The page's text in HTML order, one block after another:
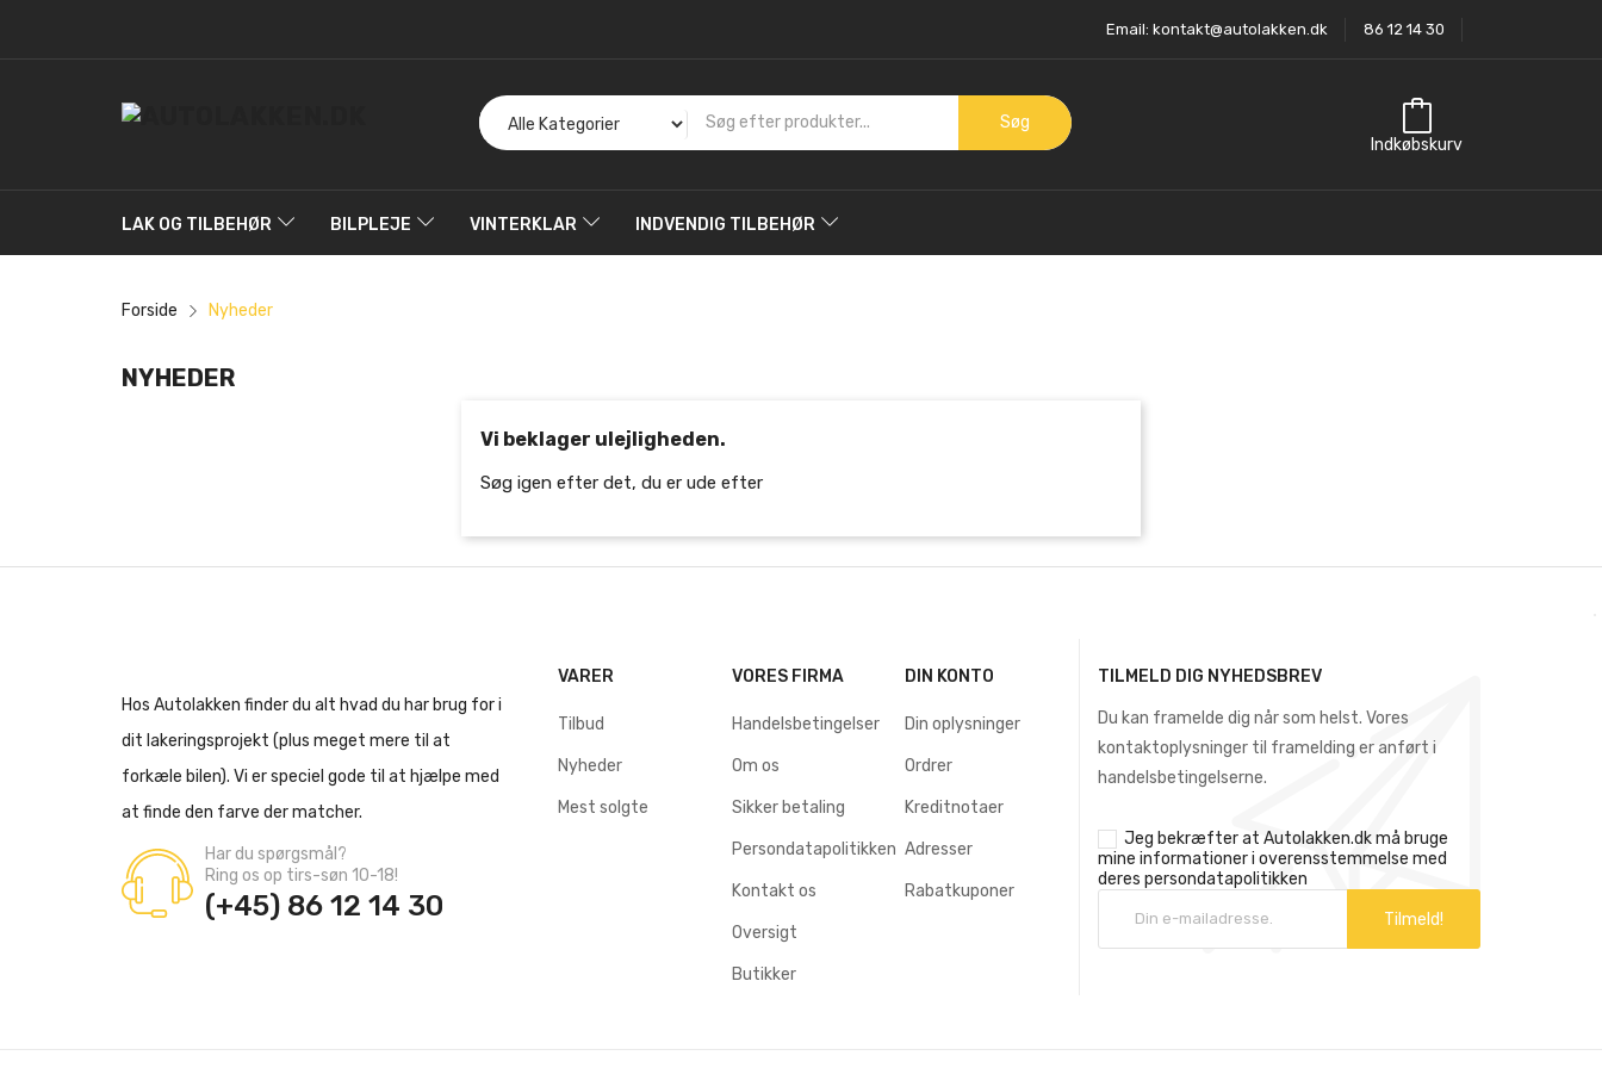
86 12 14 30
Email: kontakt@autolakken.dk
Søg
Indkøbskurv
LAK OG TILBEHØR BILPLEJE VINTERKLAR INDVENDIG TILBEHØR
Forside Nyheder
NYHEDER
Vi beklager ulejligheden.
Søg igen efter det, du er ude efter
Hos Autolakken finder du alt hvad du har brug for i
dit lakeringsprojekt (plus meget mere til at
forkæle bilen). Vi er speciel gode til at hjælpe med
at finde den farve der matcher.
Har du spørgsmål?
Ring os op tirs-søn 10-18!
(+45) 86 12 14 30
VARER
Tilbud
Nyheder
Mest solgte
VORES FIRMA
Handelsbetingelser
Om os
Sikker betaling
Persondatapolitikken
Kontakt os
Oversigt
Butikker
DIN KONTO
Din oplysninger
Ordrer
Kreditnotaer
Adresser
Rabatkuponer
TILMELD DIG NYHEDSBREV
Du kan framelde dig når som helst. Vores
kontaktoplysninger til framelding er anført i
handelsbetingelserne.
Jeg bekræfter at Autolakken.dk må bruge
mine informationer i overensstemmelse med
deres persondatapolitikken